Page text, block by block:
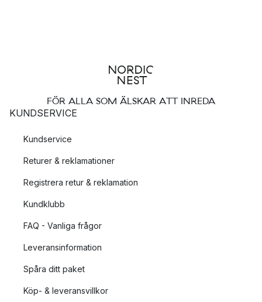
FÖR ALLA SOM ÄLSKAR ATT INREDA
KUNDSERVICE
Kundservice
Returer & reklamationer
Registrera retur & reklamation
Kundklubb
FAQ - Vanliga frågor
Leveransinformation
Spåra ditt paket
Köp- & leveransvillkor